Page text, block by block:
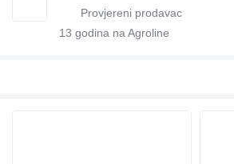
13 godina na Agroline